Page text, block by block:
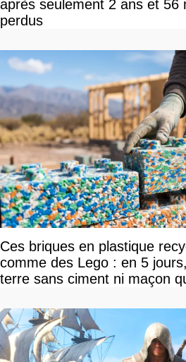
après seulement 2 ans et 56
perdus
Ces briques en plastique
comme des Lego : en 5
terre sans ciment ni maçon